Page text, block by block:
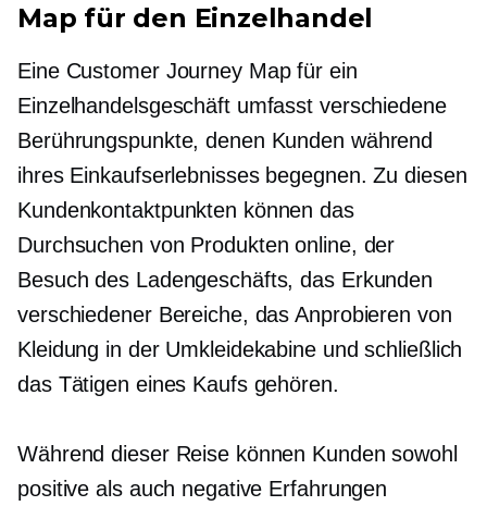
Map für den Einzelhandel
Eine Customer Journey Map für ein
Einzelhandelsgeschäft umfasst verschiedene
Berührungspunkte, denen Kunden während
ihres Einkaufserlebnisses begegnen. Zu diesen
Kundenkontaktpunkten können das
Durchsuchen von Produkten online, der
Besuch des Ladengeschäfts, das Erkunden
verschiedener Bereiche, das Anprobieren von
Kleidung in der Umkleidekabine und schließlich
das Tätigen eines Kaufs gehören.
Während dieser Reise können Kunden sowohl
positive als auch negative Erfahrungen